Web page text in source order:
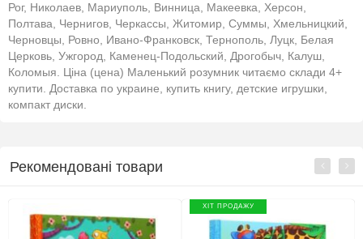
Рог, Николаев, Мариуполь, Винница, Макеевка, Херсон,
Полтава, Чернигов, Черкассы, Житомир, Суммы, Хмельницкий,
Черновцы, Ровно, Ивано-Франковск, Тернополь, Луцк, Белая
Церковь, Ужгород, Каменец-Подольский, Дрогобыч, Калуш,
Коломыя. Ціна (цена) Маленький розумник читаємо склади 4+
купити. Доставка по украине, купить книгу, детские игрушки,
компакт диски.
Рекомендовані товари
ХІТ ПРОДАЖУ